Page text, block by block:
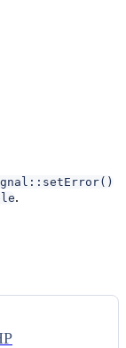
.